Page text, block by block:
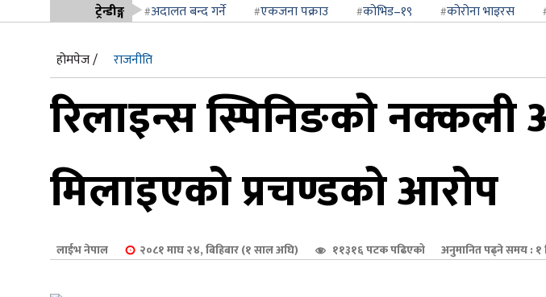
ट्रेन्डीङ्ग अदालत बन्द गर्ने एकजना पक्राउ कोभिड–१९ कोरोना भाइरस
होमपेज /
राजनीति
रिलाइन्स स्पिनिङको नक्कली
मिलाइएको प्रचण्डको आरोप
लाईभ नेपाल २०८१ माघ २४, बिहिबार (१ साल अघि) ११३१६ पटक पढिएको अनुमानित पढ्ने समय : १